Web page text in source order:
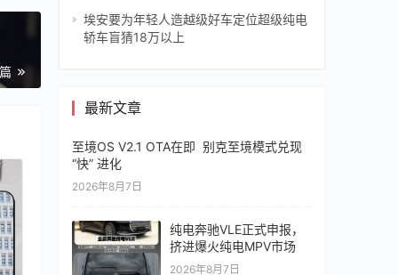
埃安要为年轻人造越级好车定位超级纯电
轿车盲猜18万以上
最新文章
至境OS V2.1 OTA在即 别克至境模式兑现
“快” 进化
2026年8月7日
纯电奔驰VLE正式申报，
挤进爆火纯电MPV市场
2026年8月7日